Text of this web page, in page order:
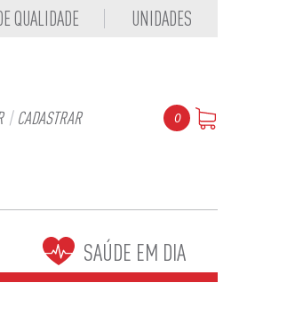
QUALIDADE UNIDADES
| CADASTRAR 0
SAÚDE EM DIA